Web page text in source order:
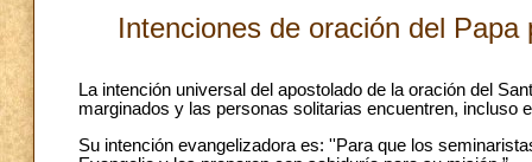
Intenciones de oración del
La intención universal del apostolado de la oración del
marginados y las personas solitarias encuentren, incluso
Su intención evangelizadora es: ''Para que los